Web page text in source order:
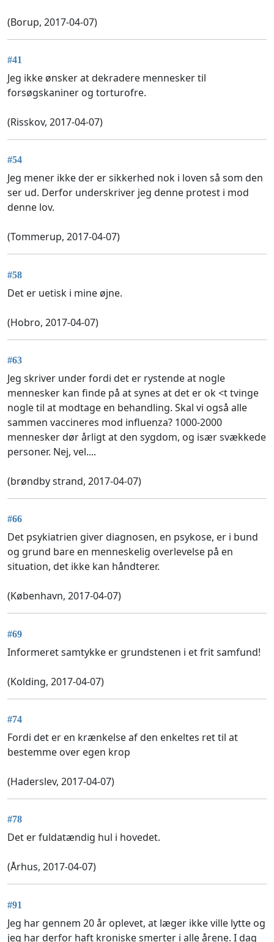
(Borup, 2017-04-07)
#41
Jeg ikke ønsker at dekradere mennesker til
forsøgskaniner og torturofre.
(Risskov, 2017-04-07)
#54
Jeg mener ikke der er sikkerhed nok i loven så som den
ser ud. Derfor underskriver jeg denne protest i mod
denne lov.
(Tommerup, 2017-04-07)
#58
Det er uetisk i mine øjne.
(Hobro, 2017-04-07)
#63
Jeg skriver under fordi det er rystende at nogle
mennesker kan finde på at synes at det er ok <t tvinge
nogle til at modtage en behandling. Skal vi også alle
sammen vaccineres mod influenza? 1000-2000
mennesker dør årligt at den sygdom, og især svækkede
personer. Nej, vel....
(brøndby strand, 2017-04-07)
#66
Det psykiatrien giver diagnosen, en psykose, er i bund
og grund bare en menneskelig overlevelse på en
situation, det ikke kan håndterer.
(København, 2017-04-07)
#69
Informeret samtykke er grundstenen i et frit samfund!
(Kolding, 2017-04-07)
#74
Fordi det er en krænkelse af den enkeltes ret til at
bestemme over egen krop
(Haderslev, 2017-04-07)
#78
Det er fuldatændig hul i hovedet.
(Århus, 2017-04-07)
#91
Jeg har gennem 20 år oplevet, at læger ikke ville lytte og
jeg har derfor haft kroniske smerter i alle årene. I dag